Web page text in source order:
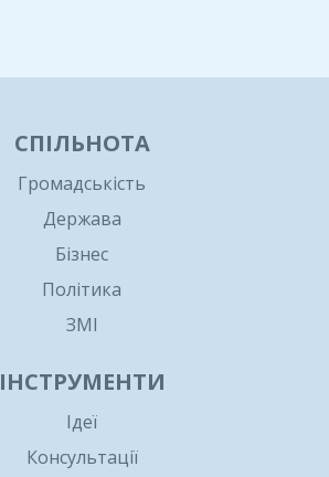
СПІЛЬНОТА
Громадськість
Держава
Бізнес
Політика
ЗМІ
ІНСТРУМЕНТИ
Ідеї
Консультації